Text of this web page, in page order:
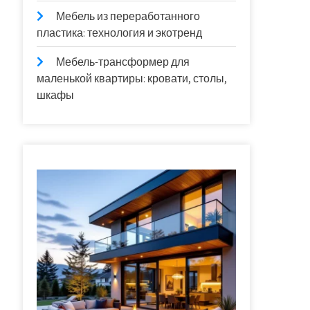
Мебель из переработанного
пластика: технология и экотренд
Мебель-трансформер для
маленькой квартиры: кровати, столы,
шкафы